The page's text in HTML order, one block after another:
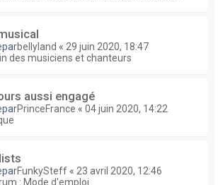
bellyland « 29 juin 2020, 18:47
des musiciens et chanteurs
aussi engagé
PrinceFrance « 04 juin 2020, 14:22
FunkySteff « 23 avril 2020, 12:46
: Mode d'emploi